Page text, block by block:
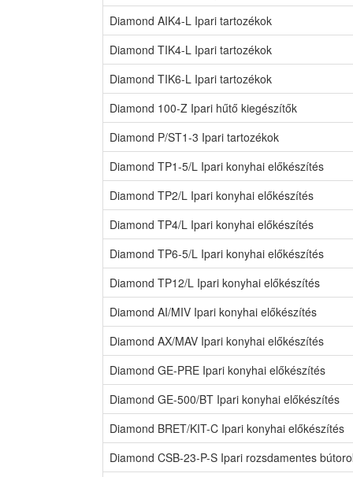
Diamond AIK4-L Ipari tartozékok
Diamond TIK4-L Ipari tartozékok
Diamond TIK6-L Ipari tartozékok
Diamond 100-Z Ipari hűtő kiegészítők
Diamond P/ST1-3 Ipari tartozékok
Diamond TP1-5/L Ipari konyhai előkészítés
Diamond TP2/L Ipari konyhai előkészítés
Diamond TP4/L Ipari konyhai előkészítés
Diamond TP6-5/L Ipari konyhai előkészítés
Diamond TP12/L Ipari konyhai előkészítés
Diamond AI/MIV Ipari konyhai előkészítés
Diamond AX/MAV Ipari konyhai előkészítés
Diamond GE-PRE Ipari konyhai előkészítés
Diamond GE-500/BT Ipari konyhai előkészítés
Diamond BRET/KIT-C Ipari konyhai előkészítés
Diamond CSB-23-P-S Ipari rozsdamentes